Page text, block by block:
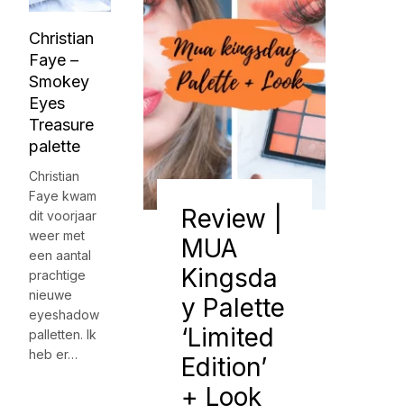
Christian
Faye –
Smokey
Eyes
Treasure
palette
Christian
Faye kwam
dit voorjaar
weer met
een aantal
prachtige
nieuwe
eyeshadow
palletten. Ik
heb er…
Review |
MUA
Kingsda
y Palette
‘Limited
Edition’
+ Look